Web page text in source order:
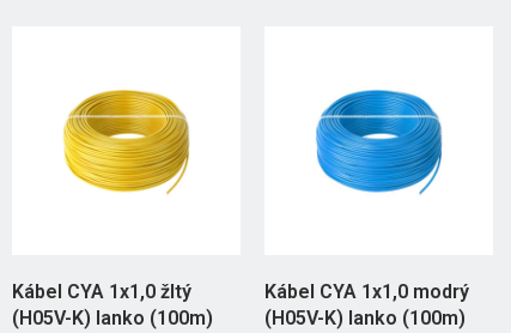
Kábel CYA 1x1,0 žltý
(H05V-K) lanko (100m)
Kábel CYA 1x1,0 modrý
(H05V-K) lanko (100m)